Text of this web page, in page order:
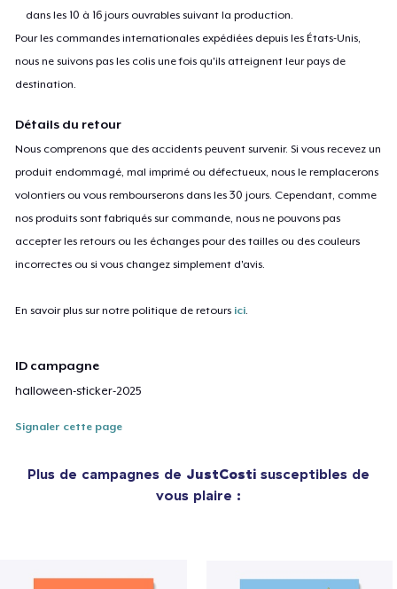
dans les 10 à 16 jours ouvrables suivant la production.
Pour les commandes internationales expédiées depuis les États-Unis,
nous ne suivons pas les colis une fois qu'ils atteignent leur pays de
destination.
Détails du retour
Nous comprenons que des accidents peuvent survenir. Si vous recevez un
produit endommagé, mal imprimé ou défectueux, nous le remplacerons
volontiers ou vous rembourserons dans les 30 jours. Cependant, comme
nos produits sont fabriqués sur commande, nous ne pouvons pas
accepter les retours ou les échanges pour des tailles ou des couleurs
incorrectes ou si vous changez simplement d'avis.
En savoir plus sur notre politique de retours ici
ID campagne
halloween-sticker-2025
Signaler cette page
Plus de campagnes de JustCosti susceptibles de
vous plaire :